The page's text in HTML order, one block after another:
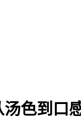
色到口